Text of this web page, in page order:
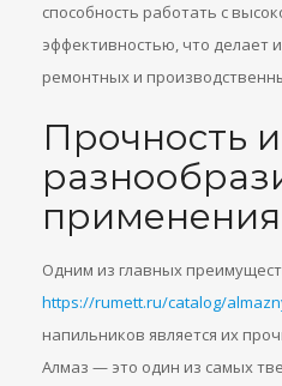
способность работать с
эффективностью, что делает
ремонтных и
Прочность и
применения
Одним из главных
https://rumett.ru/catalog/
напильников является их
Алмаз — это один из самых